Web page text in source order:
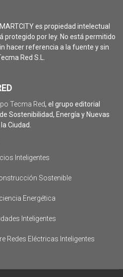
es propiedad intelectual
protegido por ley. No está permitido
hacer referencia a la fuente y sin
Red S.L.
Tecma Red, el grupo editorial
Sostenibilidad, Energía y Nuevas
Ciudad.
Inteligentes
Sostenible
Energética
Inteligentes
Redes Eléctricas Inteligentes